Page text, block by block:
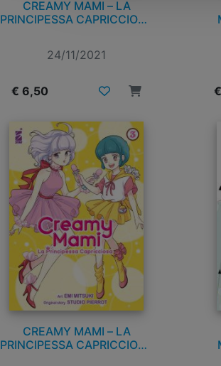
CREAMY MAMI – LA
PRINCIPESSA CAPRICCIOSA
24/11/2021
€ 6,50
CREAMY MAMI – LA
PRINCIPESSA CAPRICCIOSA